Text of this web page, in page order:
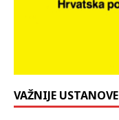
VAŽNIJE USTANOVE